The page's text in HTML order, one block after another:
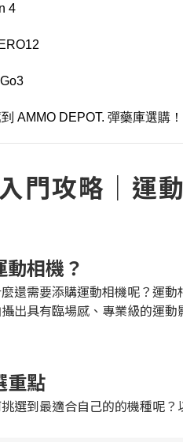
4
AMMO DEPOT. 彈藥庫選購！
門攻略｜運
動相機？
還需要添購運動相機呢？運
出具有臨場感、專業級的運動
重點
選到最適合自己的的機種呢